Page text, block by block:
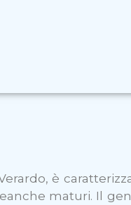
è
maturi. Il